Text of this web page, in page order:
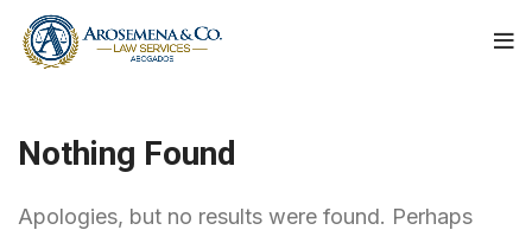
Nothing Found
Apologies, but no results were found. Perhaps